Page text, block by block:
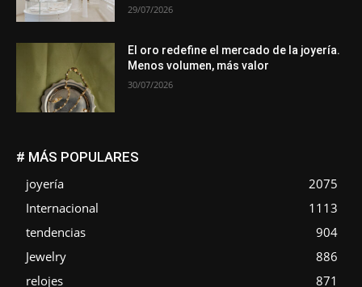
29/07/2026
El oro redefine el mercado de la joyería.
Menos volumen, más valor
30/07/2026
# MÁS POPULARES
joyería
2075
Internacional
1113
tendencias
904
Jewelry
886
relojes
871